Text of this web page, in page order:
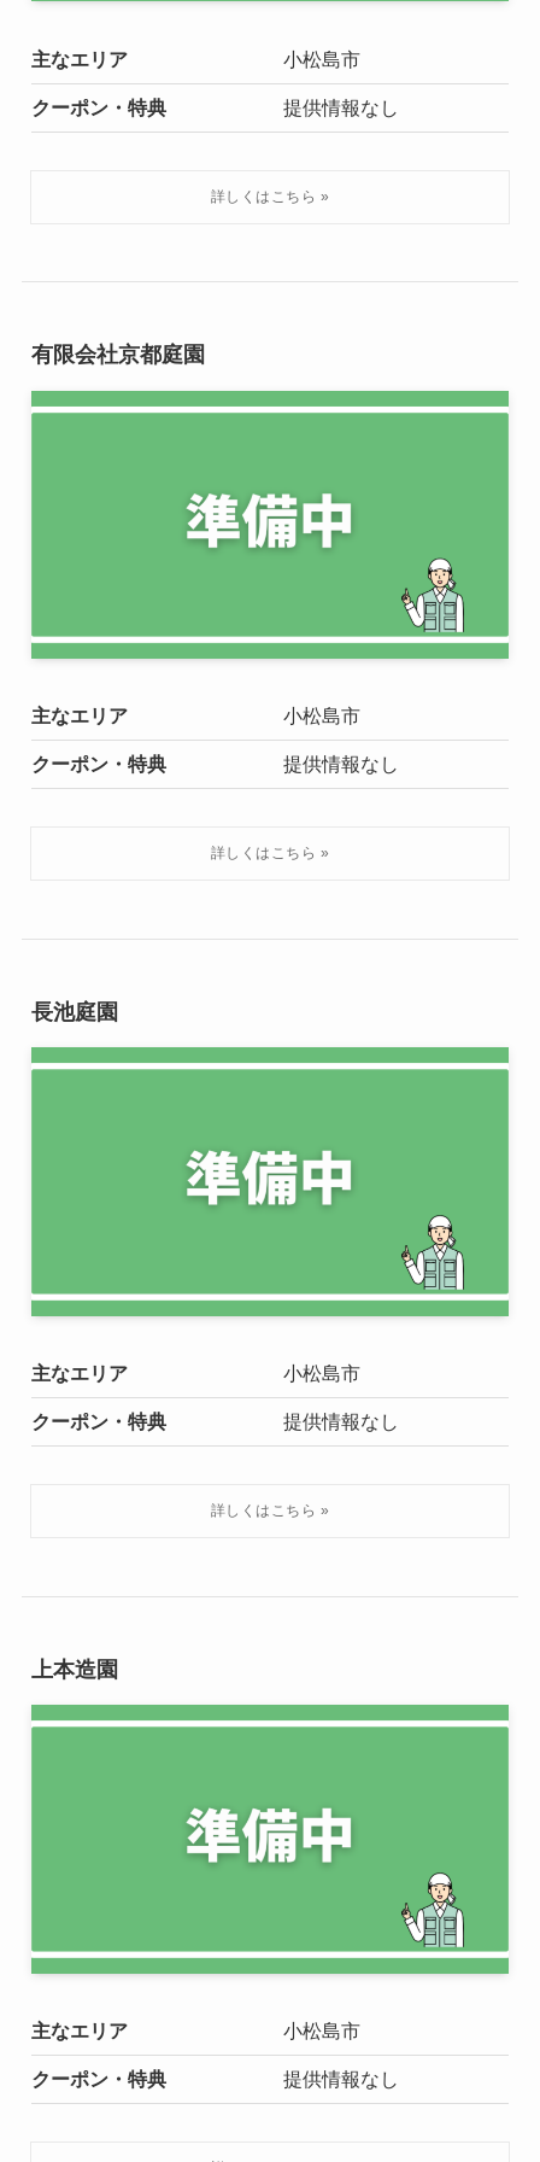
主なエリア 小松島市
クーポン・特典 提供情報なし
有限会社京都庭園
主なエリア 小松島市
クーポン・特典 提供情報なし
長池庭園
主なエリア 小松島市
クーポン・特典 提供情報なし
上本造園
主なエリア 小松島市
クーポン・特典 提供情報なし